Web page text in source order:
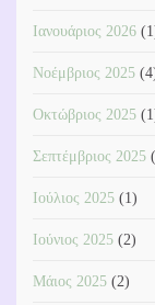
Ιανουάριος 2026
Νοέμβριος 2025
Οκτώβριος 2025
Σεπτέμβριος 2025
Ιούλιος 2025 (1)
Ιούνιος 2025 (2)
Μάιος 2025 (2)